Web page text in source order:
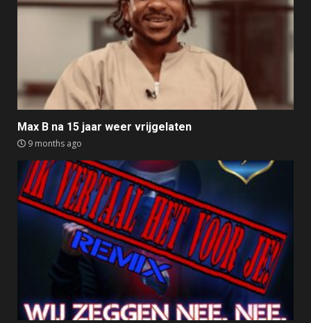
Max B na 15 jaar weer vrijgelaten
9 months ago